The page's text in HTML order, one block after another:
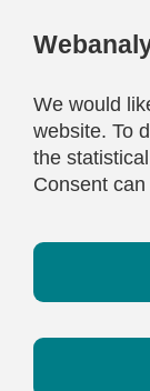
We would
website. To
the
Consent